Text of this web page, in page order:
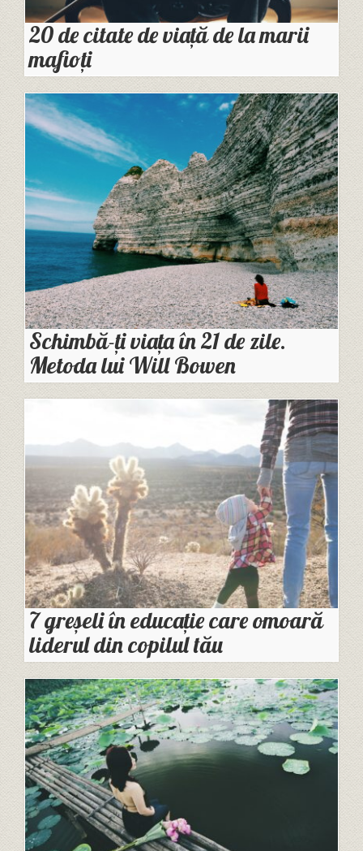
20 de citate de viață de la marii
mafioți
Schimbă-ți viața în 21 de zile.
Metoda lui Will Bowen
7 greșeli în educație care omoară
liderul din copilul tău